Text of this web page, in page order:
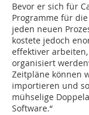
Bevor er sich für
Programme für
jeden neuen
kostete jedoch
effektiver
organisiert
Zeitpläne können
importieren und
mühselige
Software.“